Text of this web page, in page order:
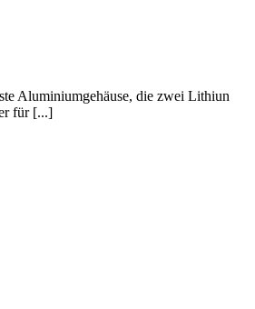
Aluminiumgehäuse, die zwei Lithiun
für [...]